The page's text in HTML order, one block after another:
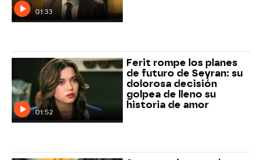
01:33
01:52
Ferit rompe los planes
de futuro de Seyran: su
dolorosa decisión
golpea de lleno su
historia de amor